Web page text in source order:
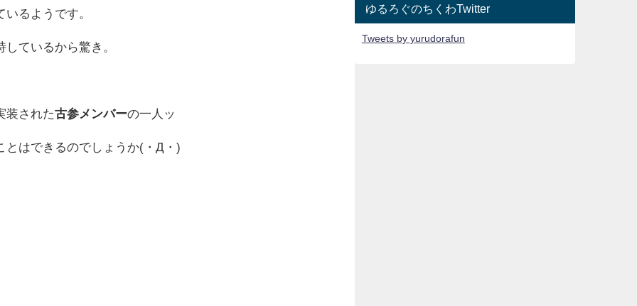
るようです。
ているから驚き。
装された古参メンバーの一人ッ
とはできるのでしょうか(・Д・)
ゆるろぐのちくわTwitter
Tweets by yurudorafun